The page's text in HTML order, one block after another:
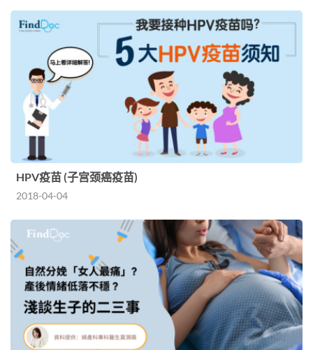
HPV疫苗 (子宫颈癌疫苗)
2018-04-04